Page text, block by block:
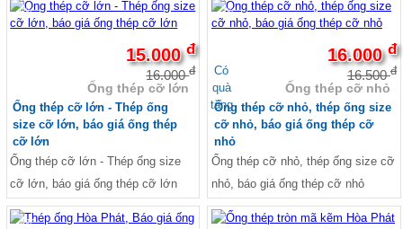
Thép tấm ss400
Cắt bản mã theo yêu cầu
Co - Tê - Mặt bích - Van
Co thép
Tê thép
Van thép
Mặt bích thép
Sắt xây dựng, thép xây dựng, sắt thép xây
Sắt - Thép Hòa Phát
Sắt - Thép Việt Ý
Sắt - Thép Miền Nam
Sắt - Thép Việt Nhật
-6%
15.000đ
16.000đ
Ống thép cỡ lớn
Ống thép cỡ lớn - Thép ống
size cỡ lớn, báo giá ống thép
cỡ lớn
Ống thép cỡ lớn - Thép ống size
cỡ lớn, báo giá ống thép cỡ lớn
-3%
Có
quà
tặng
16.000đ
16.500đ
Ống thép cỡ nhỏ
Ống thép cỡ nhỏ, thép ống size
cỡ nhỏ, báo giá ống thép cỡ
nhỏ
Ống thép cỡ nhỏ, thép ống size cỡ
nhỏ, báo giá ống thép cỡ nhỏ
-4%